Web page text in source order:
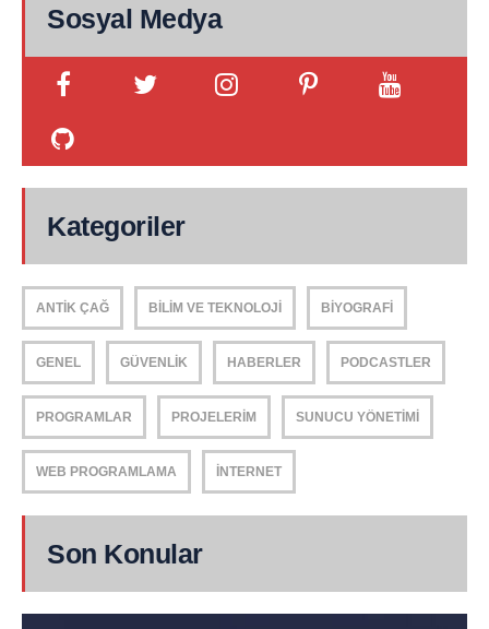
Sosyal Medya
Kategoriler
ANTIK ÇAĞ BILIM VE TEKNOLOJI BIYOGRAFI
GENEL GÜVENLIK HABERLER PODCASTLER
PROGRAMLAR PROJELERIM SUNUCU YÖNETIMI
WEB PROGRAMLAMA İNTERNET
Son Konular